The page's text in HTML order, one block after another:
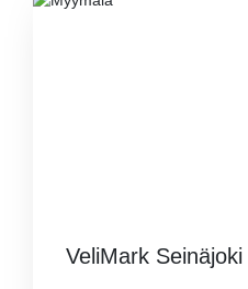
VeliMark Seinäjoki